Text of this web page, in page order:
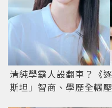
清純學霸人設翻車？《
斯坦」智商、學歷全輾